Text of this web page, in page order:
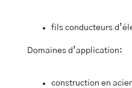
fils conducteurs
Domaines d’application:
construction en